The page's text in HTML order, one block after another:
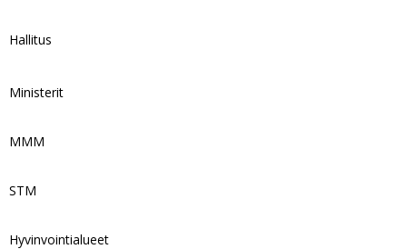
Hallitus
Ministerit
MMM
STM
Hyvinvointialueet